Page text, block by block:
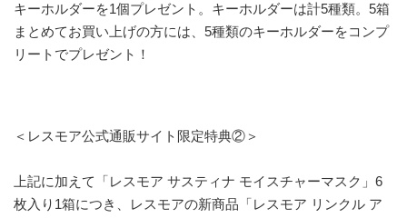
キーホルダーを1個プレゼント。キーホルダーは計5種類。5箱
まとめてお買い上げの方には、5種類のキーホルダーをコンプ
リートでプレゼント！
＜レスモア公式通販サイト限定特典②＞
上記に加えて「レスモア サスティナ モイスチャーマスク」6
枚入り1箱につき、レスモアの新商品「レスモア リンクル ア